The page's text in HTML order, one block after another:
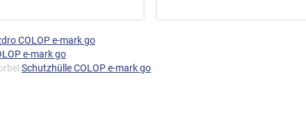
COLOP e-mark go
e-mark go
Schutzhülle COLOP e-mark go